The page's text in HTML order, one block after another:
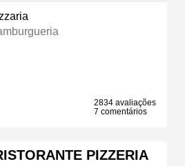
2834 avaliações
7 comentários
PIZZERIA